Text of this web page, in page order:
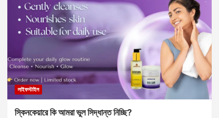
লাইফস্টাইল
স্কিনকেয়ারে কি আমরা ভুল সিদ্ধান্ত নিচ্ছি?